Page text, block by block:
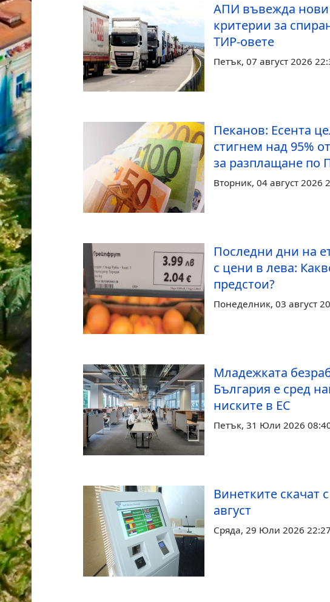
АПИ въвежда нови
критерии за
ТИР-овете
Петък, 07 август 2026
Пеканов: Есента
стигнем над 95%
за разплащане по
Вторник, 04 август 2026
Последни дни на
с цени в лева:
предстои?
Понеделник, 03 август
Младежката
България е сред
ниските в ЕС
Петък, 31 Юли 2026
Винетките скачат
август
Сряда, 29 Юли 2026 22:27